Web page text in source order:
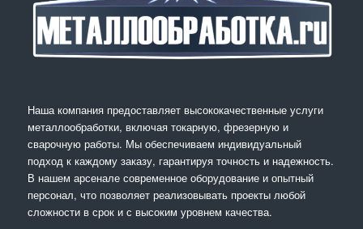
Наша компания предоставляет высококачественные услуги
металлообработки, включая токарную, фрезерную и
сварочную работы. Мы обеспечиваем индивидуальный
подход к каждому заказу, гарантируя точность и надежность.
В нашем арсенале современное оборудование и опытный
персонал, что позволяет реализовывать проекты любой
сложности в срок и с высоким уровнем качества.